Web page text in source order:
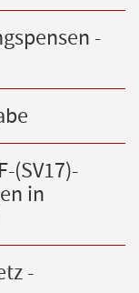
-
(SV17)-
in
-